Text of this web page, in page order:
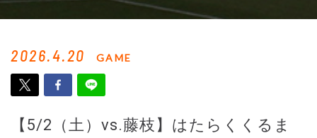
2026.4.20 GAME
【5/2（土）vs.藤枝】はたらくくるま